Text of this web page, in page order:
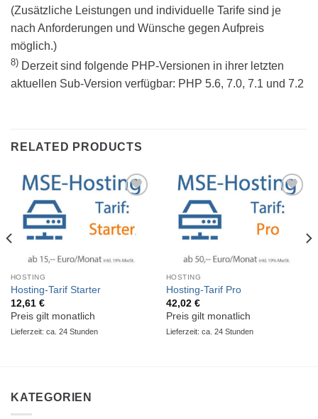
(Zusätzliche Leistungen und individuelle Tarife sind je
nach Anforderungen und Wünsche gegen Aufpreis
möglich.)
8) Derzeit sind folgende PHP-Versionen in ihrer letzten
aktuellen Sub-Version verfügbar: PHP 5.6, 7.0, 7.1 und 7.2
RELATED PRODUCTS
Zur
Wunschliste
hinzufügen
HOSTING
Hosting-Tarif Starter
12,61 €
Preis gilt monatlich
Lieferzeit: ca. 24 Stunden
Zur
Wunschliste
hinzufügen
HOSTING
Hosting-Tarif Pro
42,02 €
Preis gilt monatlich
Lieferzeit: ca. 24 Stunden
KATEGORIEN